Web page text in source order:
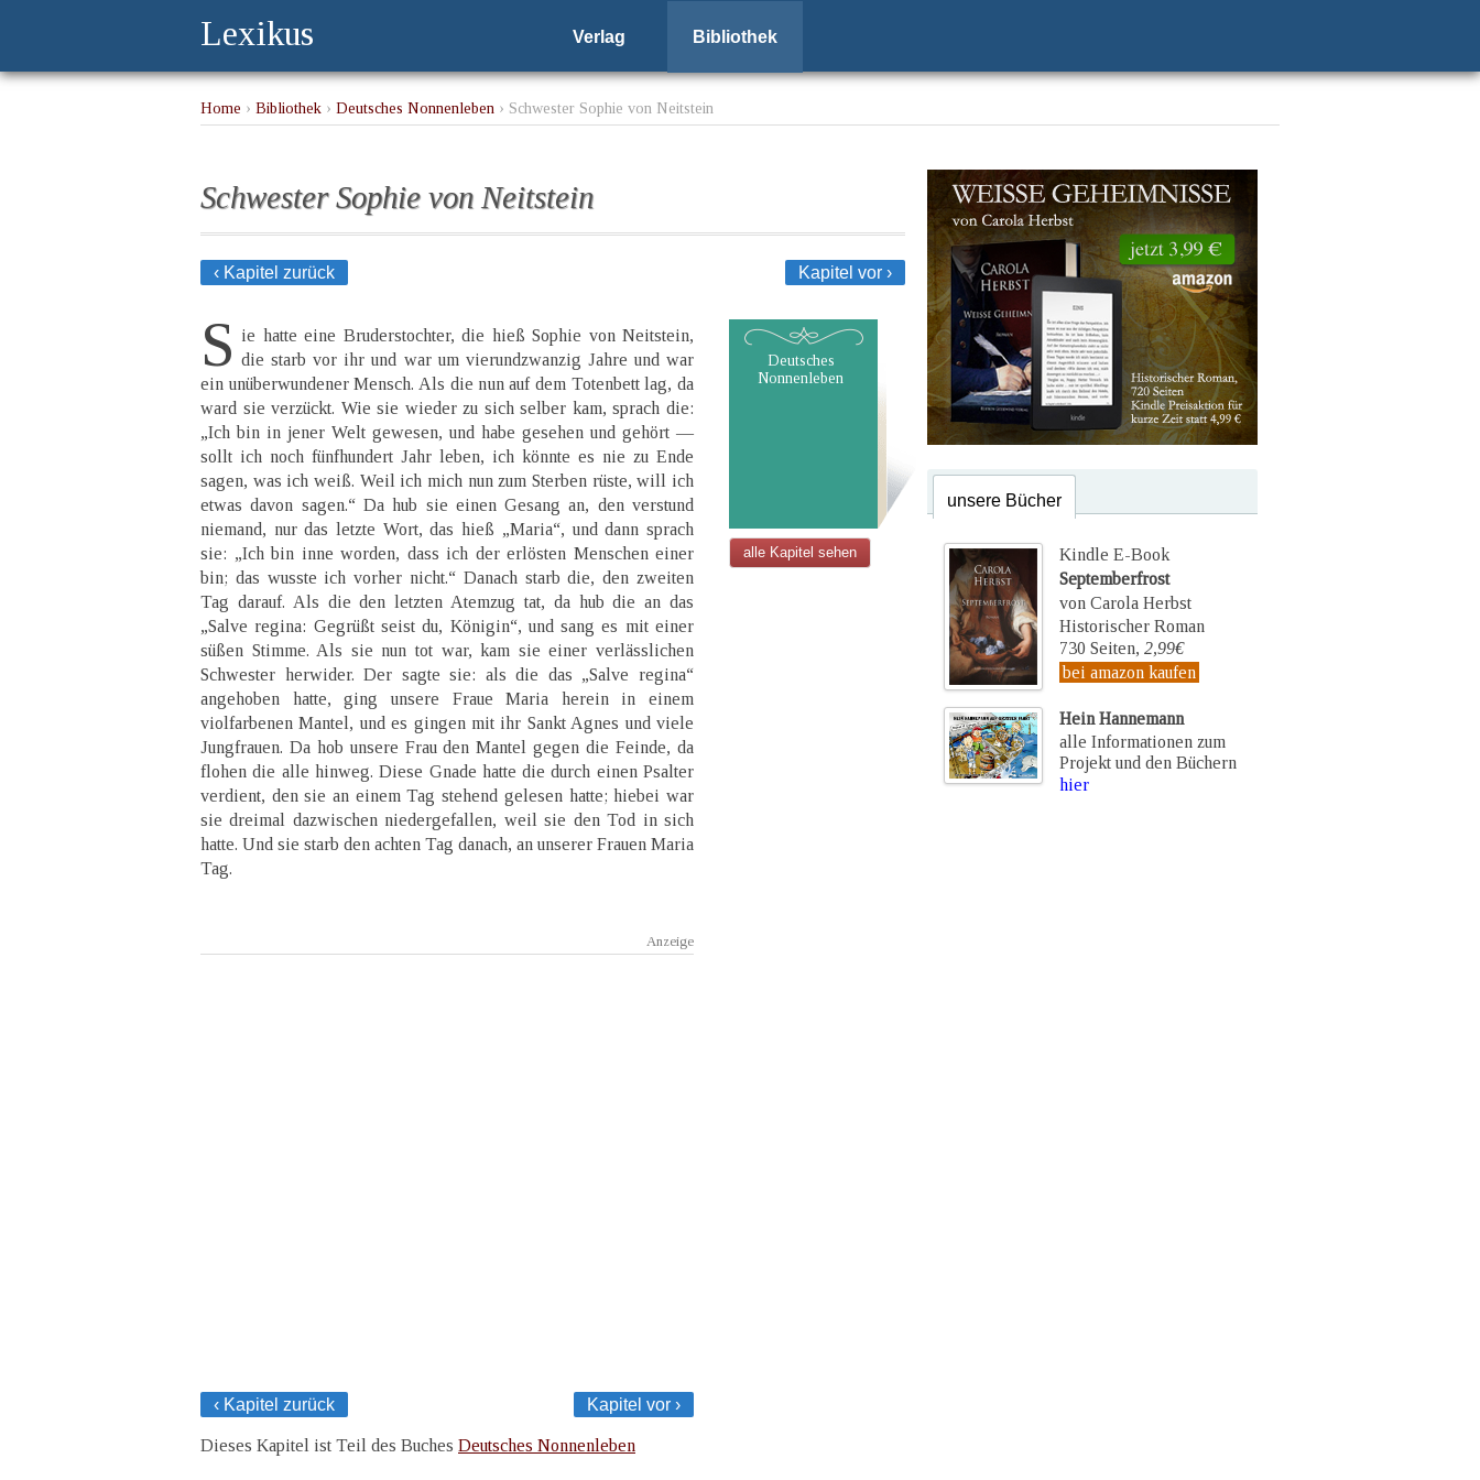
Lexikus Verlag Bibliothek
Home › Bibliothek › Deutsches Nonnenleben › Schwester Sophie von Neitstein
Schwester Sophie von Neitstein
‹ Kapitel zurück Kapitel vor ›
S ie hatte eine Bruderstochter, die hieß Sophie von Neitstein,
die starb vor ihr und war um vierundzwanzig Jahre und war
ein unüberwundener Mensch. Als die nun auf dem Totenbett lag, da
ward sie verzückt. Wie sie wieder zu sich selber kam, sprach die:
„Ich bin in jener Welt gewesen, und habe gesehen und gehört —
sollt ich noch fünfhundert Jahr leben, ich könnte es nie zu Ende
sagen, was ich weiß. Weil ich mich nun zum Sterben rüste, will ich
etwas davon sagen.“ Da hub sie einen Gesang an, den verstund
niemand, nur das letzte Wort, das hieß „Maria“, und dann sprach
sie: „Ich bin inne worden, dass ich der erlösten Menschen einer
bin; das wusste ich vorher nicht.“ Danach starb die, den zweiten
Tag darauf. Als die den letzten Atemzug tat, da hub die an das
„Salve regina: Gegrüßt seist du, Königin“, und sang es mit einer
süßen Stimme. Als sie nun tot war, kam sie einer verlässlichen
Schwester herwider. Der sagte sie: als die das „Salve regina“
angehoben hatte, ging unsere Fraue Maria herein in einem
violfarbenen Mantel, und es gingen mit ihr Sankt Agnes und viele
Jungfrauen. Da hob unsere Frau den Mantel gegen die Feinde, da
flohen die alle hinweg. Diese Gnade hatte die durch einen Psalter
verdient, den sie an einem Tag stehend gelesen hatte; hiebei war
sie dreimal dazwischen niedergefallen, weil sie den Tod in sich
hatte. Und sie starb den achten Tag danach, an unserer Frauen Maria
Tag.
‹ Kapitel zurück Kapitel vor ›
Dieses Kapitel ist Teil des Buches Deutsches Nonnenleben
Deutsches
Nonnenleben
alle Kapitel sehen
unsere Bücher
Kindle E-Book
Septemberfrost
von Carola Herbst
Historischer Roman
730 Seiten, 2,99€
bei amazon kaufen
Hein Hannemann
alle Informationen zum
Projekt und den Büchern
hier